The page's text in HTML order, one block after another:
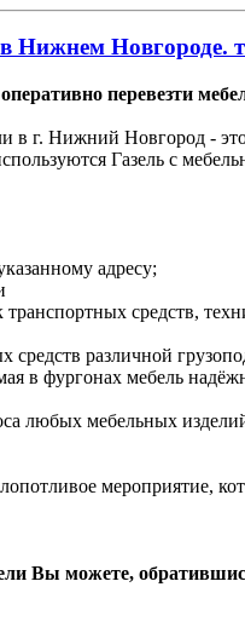
Нижнем Новгороде.
перевезти
в г. Нижний Новгород -
Газель с
адресу;
средств,
различной
в фургонах мебель
любых мебельных изделий
мероприятие,
Вы можете,